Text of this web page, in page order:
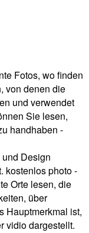
Fotos, wo finden
von denen die
und verwendet
Sie lesen,
handhaben -
Design
kostenlos photo -
Orte lesen, die
über
Hauptmerkmal ist,
vidio dargestellt.